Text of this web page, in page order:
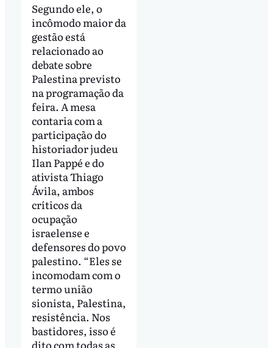
Segundo ele, o
incômodo maior da
gestão está
relacionado ao
debate sobre
Palestina previsto
na programação da
feira. A mesa
contaria com a
participação do
historiador judeu
Ilan Pappé e do
ativista Thiago
Ávila, ambos
críticos da
ocupação
israelense e
defensores do povo
palestino. “Eles se
incomodam com o
termo união
sionista, Palestina,
resistência. Nos
bastidores, isso é
dito com todas as